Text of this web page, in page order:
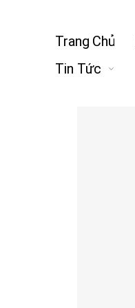
Trang Chủ
Tin Tức